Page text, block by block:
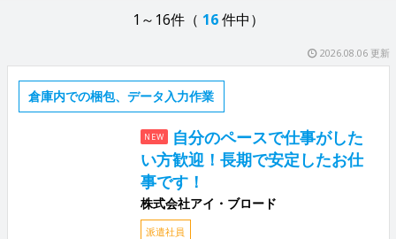
1～16件（ 16 件中）
2026.08.06 更新
倉庫内での梱包、データ入力作業
NEW
自分のペースで仕事がした
い方歓迎！長期で安定したお仕
事です！
株式会社アイ・ブロード
派遣社員